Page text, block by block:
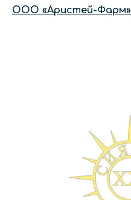
ООО «Аристей-Фарм»